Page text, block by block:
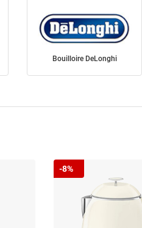
Bouilloire DeLonghi
-8%